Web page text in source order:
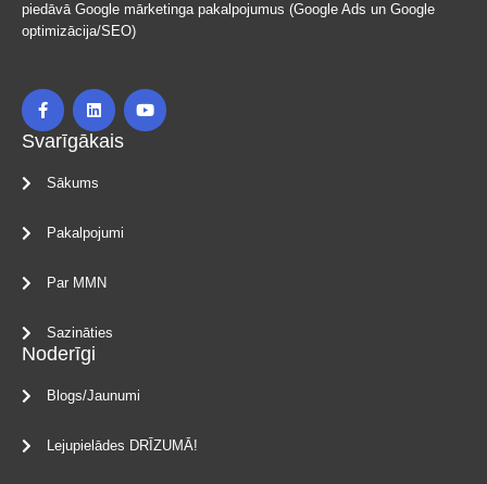
piedāvā Google mārketinga pakalpojumus (Google Ads un Google
optimizācija/SEO)
Svarīgākais
Sākums
Pakalpojumi
Par MMN
Sazināties
Noderīgi
Blogs/Jaunumi
Lejupielādes DRĪZUMĀ!